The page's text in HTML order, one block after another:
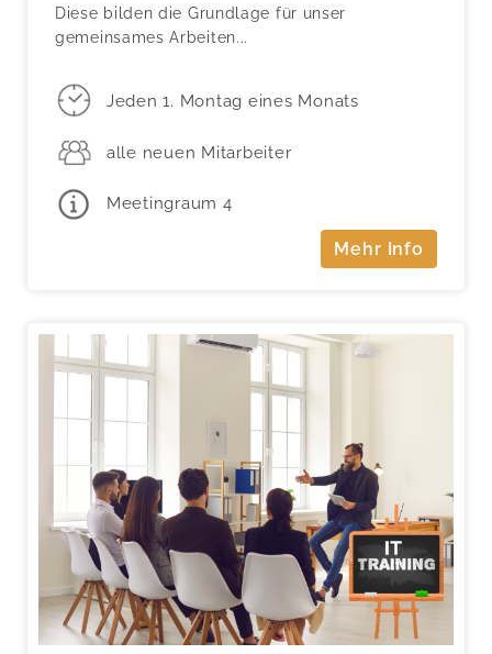
Diese bilden die Grundlage für unser
gemeinsames Arbeiten...
Jeden 1. Montag eines Monats
alle neuen Mitarbeiter
Meetingraum 4
Mehr Info